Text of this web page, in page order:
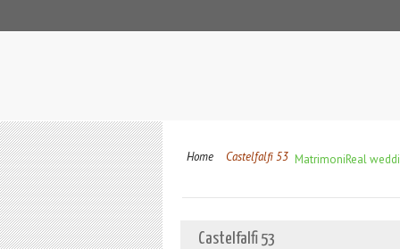
Home MatrimoniReal
Castelfalfi 53
Castelfalfi 53